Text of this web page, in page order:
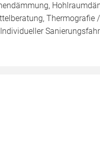
Thermografie /